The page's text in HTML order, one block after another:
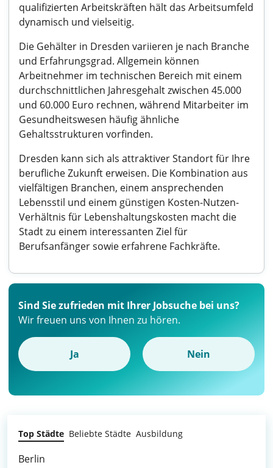
qualifizierten Arbeitskräften hält das Arbeitsumfeld
dynamisch und vielseitig.
Die Gehälter in Dresden variieren je nach Branche
und Erfahrungsgrad. Allgemein können
Arbeitnehmer im technischen Bereich mit einem
durchschnittlichen Jahresgehalt zwischen 45.000
und 60.000 Euro rechnen, während Mitarbeiter im
Gesundheitswesen häufig ähnliche
Gehaltsstrukturen vorfinden.
Dresden kann sich als attraktiver Standort für Ihre
berufliche Zukunft erweisen. Die Kombination aus
vielfältigen Branchen, einem ansprechenden
Lebensstil und einem günstigen Kosten-Nutzen-
Verhältnis für Lebenshaltungskosten macht die
Stadt zu einem interessanten Ziel für
Berufsanfänger sowie erfahrene Fachkräfte.
Sind Sie zufrieden mit Ihrer Jobsuche bei uns?
Wir freuen uns von Ihnen zu hören.
Ja Nein
Top Städte Beliebte Städte Ausbildung
Berlin